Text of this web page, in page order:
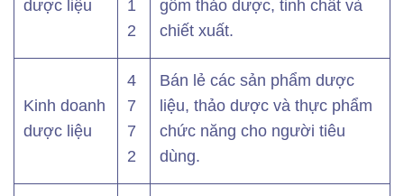
dược liệu
1
2
gồm thảo dược, tinh chất và
chiết xuất.
Kinh doanh
dược liệu
4
7
7
2
Bán lẻ các sản phẩm dược
liệu, thảo dược và thực phẩm
chức năng cho người tiêu
dùng.